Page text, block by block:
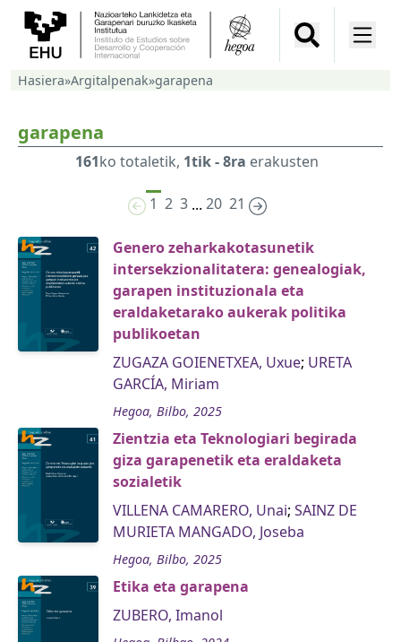
Hasiera»Argitalpenak»garapena
garapena
161ko totaletik, 1tik - 8ra erakusten
1 2 3 ... 20 21
Genero zeharkakotasunetik
intersekzionalitatera: genealogiak,
garapen instituzionala eta
eraldaketarako aukerak politika
publikoetan
ZUGAZA GOIENETXEA, Uxue; URETA
GARCÍA, Miriam
Hegoa, Bilbo, 2025
Zientzia eta Teknologiari begirada
giza garapenetik eta eraldaketa
sozialetik
VILLENA CAMARERO, Unai; SAINZ DE
MURIETA MANGADO, Joseba
Hegoa, Bilbo, 2025
Etika eta garapena
ZUBERO, Imanol